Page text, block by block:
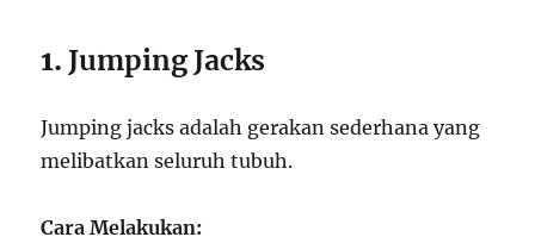
1. Jumping Jacks
Jumping jacks adalah gerakan sederhana yang
melibatkan seluruh tubuh.
Cara Melakukan: